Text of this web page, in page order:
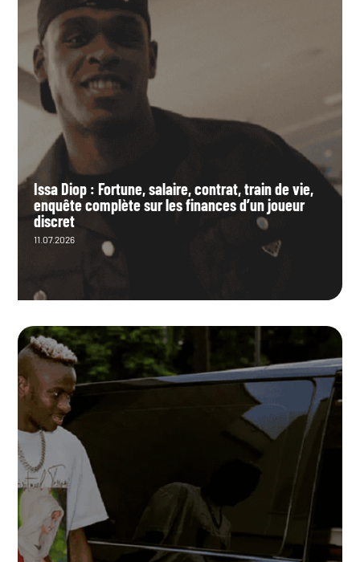
Issa Diop : Fortune, salaire, contrat, train de vie,
enquête complète sur les finances d’un joueur
discret
11.07.2026